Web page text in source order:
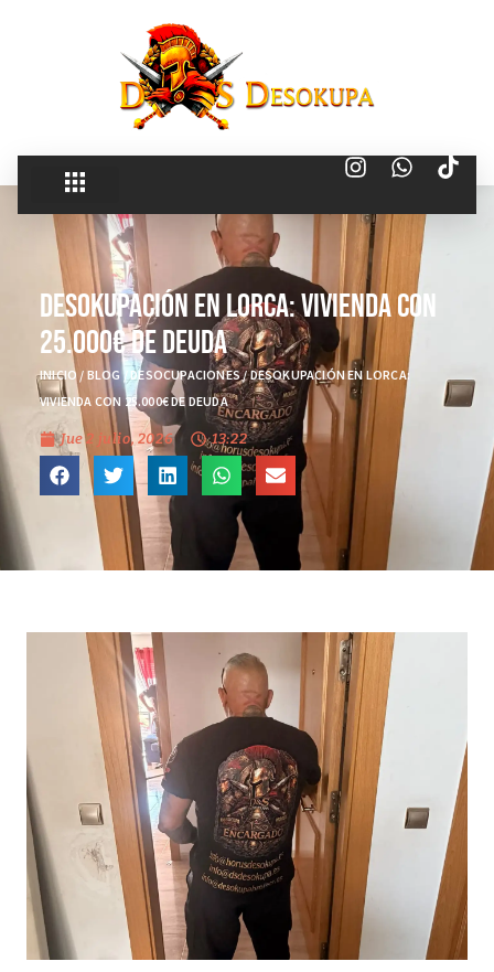
Desokupación en Lorca: Vivienda con
25.000€ de Deuda
INICIO / BLOG / DESOCUPACIONES/DESOKUPACIÓN EN LORCA:
VIVIENDA CON 25.000€ DE DEUDA
Jue 2 julio, 2026 13:22